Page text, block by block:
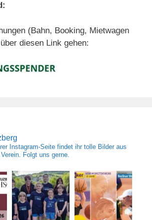
(Bahn, Booking, Mietwagen
diesen Link gehen:
Instagram-Seite findet ihr tolle Bilder aus
Folgt uns gerne.